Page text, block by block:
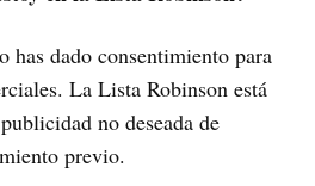
has dado consentimiento para
La Lista Robinson está
no deseada de
previo.